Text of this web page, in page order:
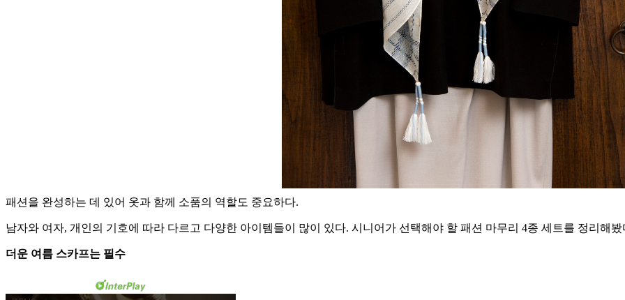
패션을 완성하는 데 있어 옷과 함께 소품의 역할도 중요하다.
남자와 여자, 개인의 기호에 따라 다르고 다양한 아이템들이 많이 있다. 시니어가 선택해야 할 패션 마무리 4종 세트를 정리해봤
더운 여름 스카프는 필수